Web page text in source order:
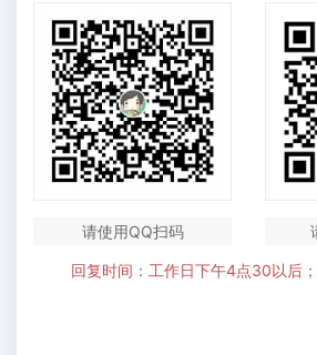
请使用QQ扫码
回复时间：工作日下午4点30以后；